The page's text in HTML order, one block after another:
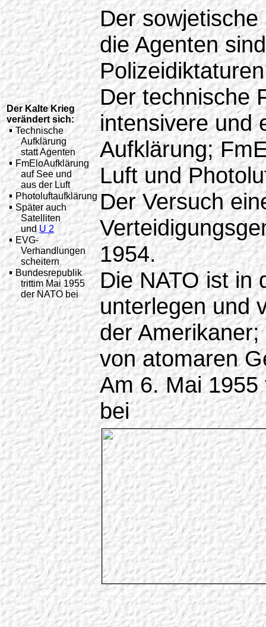
Der Kalte Krieg
verändert sich:
Technische
Aufklärung
statt Agenten
FmEloAufklärung
auf See und
aus der Luft
Photoluftaufklärung
Später auch
Satelliten
und U 2
EVG-
Verhandlungen
scheitern
Bundesrepublik
trittim Mai 1955
der NATO bei
Der
die Agenten
Der technische
intensivere und
Aufklärung;
Luft und
Der Versuch
1954.
Die NATO ist in
unterlegen und
der
von atomaren
Am 6. Mai 1955
bei